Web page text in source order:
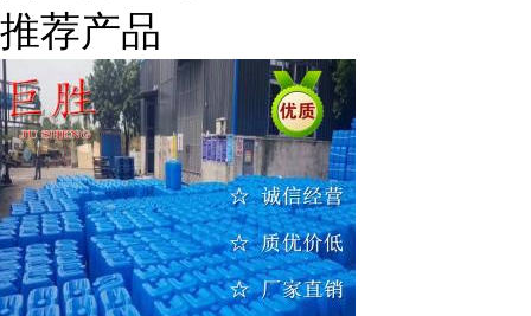
推荐产品